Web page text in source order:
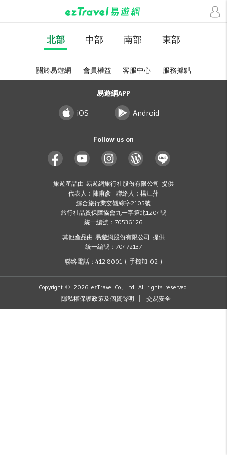
北部 中部 南部 東部
關於易遊網 會員權益 客服中心 服務據點
易遊網APP
iOS Android
Follow us on
旅遊產品由 易遊網旅行社股份有限公司 提供
代表人：陳甫彥 聯絡人：楊江萍
綜合旅行業交觀綜字2105號
旅行社品質保障協會九一字第北1204號
統一編號：70536126
其他產品由 易遊網股份有限公司 提供
統一編號：70472137
聯絡電話：412-8001 ( 手機加 02 )
Copyright © 2026 ezTravel Co., Ltd. All rights reserved.
隱私權保護政策及個資聲明
交易安全